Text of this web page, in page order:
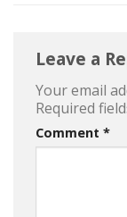
Leave a
Your email
Required
Comment *